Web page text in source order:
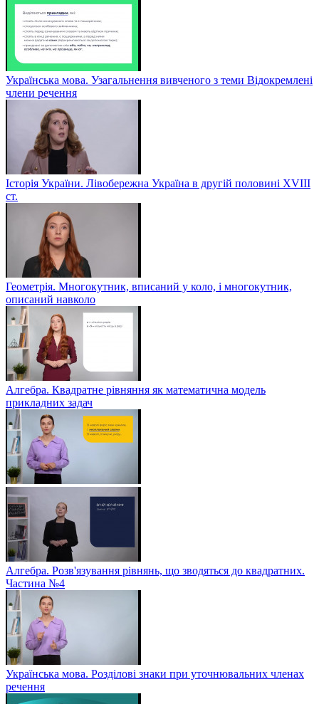
Українська мова. Узагальнення вивченого з теми Відокремлені
члени речення
Історія України. Лівобережна Україна в другій половині ХVIIІ
ст.
Геометрія. Многокутник, вписаний у коло, і многокутник,
описаний навколо
Алгебра. Квадратне рівняння як математична модель
прикладних задач
Алгебра. Розв'язування рівнянь, що зводяться до квадратних.
Частина №4
Українська мова. Розділові знаки при уточнювальних членах
речення